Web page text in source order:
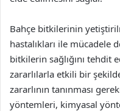
Bahçe bitkilerinin
hastalıkları ile mücadele
bitkilerin sağlığını tehdit
zararlılarla etkili bir
zararlının tanınması
yöntemleri, kimyasal